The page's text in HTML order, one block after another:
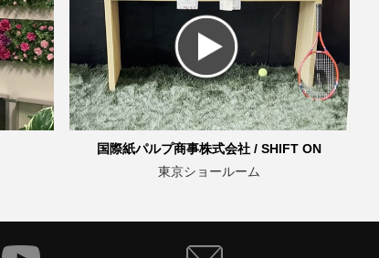
国際紙パルプ商事株式会社 / SHIFT ON
東京ショールーム